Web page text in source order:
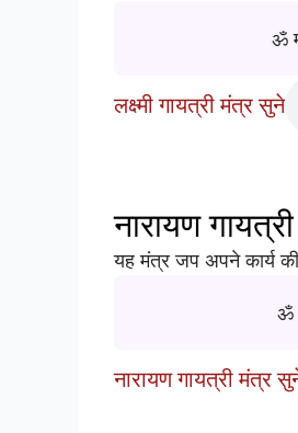
ॐ
लक्ष्मी गायत्री मंत्र सुने
नारायण
यह मंत्र जप अपने कार्य की
ॐ
नारायण गायत्री मंत्र